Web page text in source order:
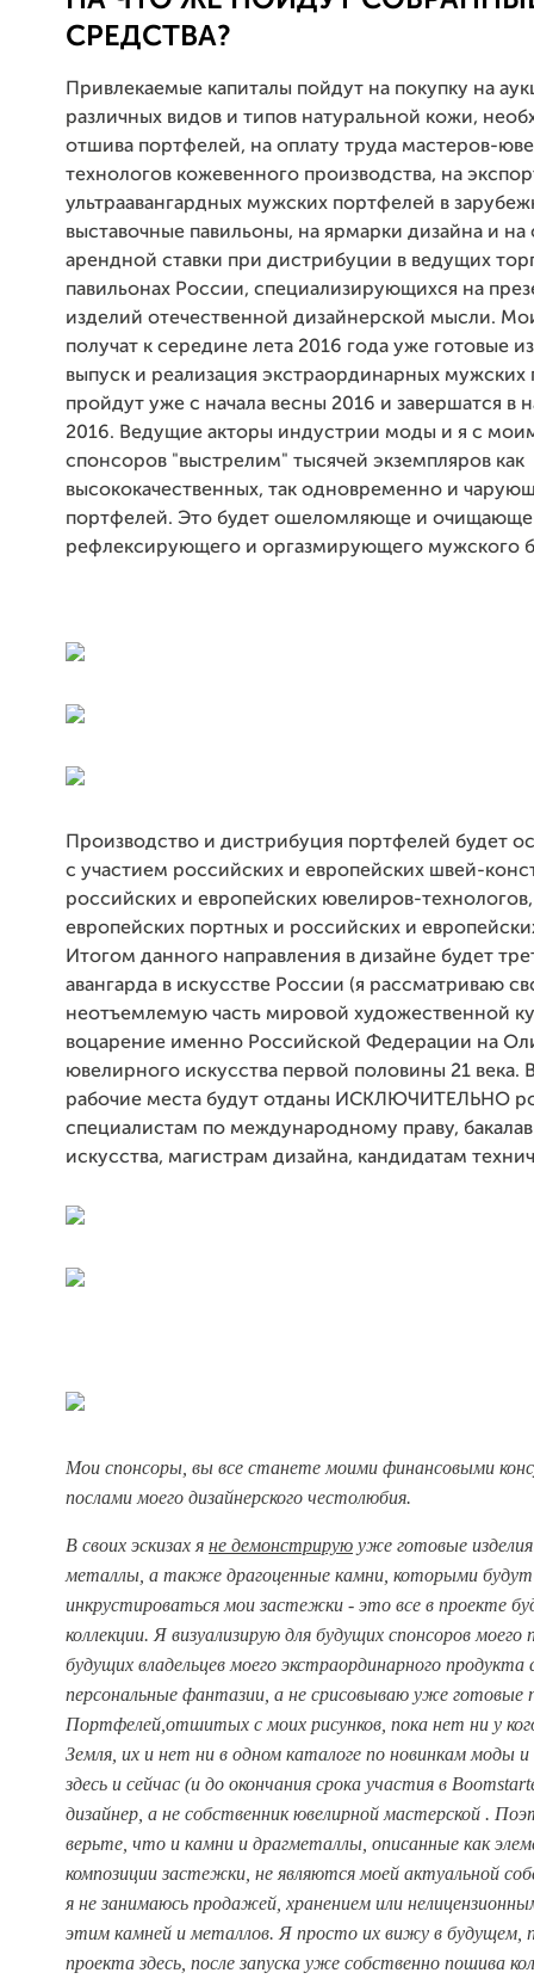
СРЕДСТВА?
Привлекаемые капиталы пойдут на покупку на
различных видов и типов натуральной кожи,
отшива портфелей, на оплату труда мастеров-
технологов кожевенного производства, на
ультраавангардных мужских портфелей в
выставочные павильоны, на ярмарки дизайна и на
арендной ставки при дистрибуции в ведущих
павильонах России, специализирующихся на
изделий отечественной дизайнерской мысли.
получат к середине лета 2016 года уже готовые
выпуск и реализация экстраординарных мужских
пройдут уже с начала весны 2016 и завершатся в
2016. Ведущие акторы индустрии моды и я с
спонсоров "выстрелим" тысячей экземпляров как
высококачественных, так одновременно и
портфелей. Это будет ошеломляюще и очищающе
рефлексирующего и оргазмирующего мужского
Производство и дистрибуция портфелей будет
с участием российских и европейских швей-
российских и европейских ювелиров-
европейских портных и российских и
Итогом данного направления в дизайне будет
авангарда в искусстве России (я рассматриваю
неотъемлемую часть мировой художественной
воцарение именно Российской Федерации на
ювелирного искусства первой половины 21 века.
рабочие места будут отданы ИСКЛЮЧИТЕЛЬНО
специалистам по международному праву,
искусства, магистрам дизайна, кандидатам
Мои спонсоры, вы все станете моими финансовыми
послами моего дизайнерского честолюбия.
В своих эскизах я не демонстрирую уже готовые
металлы, а также драгоценные камни, которыми будут
инкрустироваться мои застежки - это все в проекте
коллекции. Я визуализирую для будущих спонсоров моего
будущих владельцев моего экстраординарного продукта
персональные фантазии, а не срисовываю уже готовые
Портфелей,отшитых с моих рисунков, пока нет ни у
Земля, их и нет ни в одном каталоге по новинкам моды
здесь и сейчас (и до окончания срока участия в
дизайнер, а не собственник ювелирной мастерской .
верьте, что и камни и драгметаллы, описанные как
композиции застежки, не являются моей актуальной
я не занимаюсь продажей, хранением или
этим камней и металлов. Я просто их вижу в будущем,
проекта здесь, после запуска уже собственно пошива